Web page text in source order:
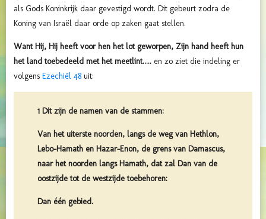
als Gods Koninkrijk daar gevestigd wordt. Dit gebeurt zodra de
Koning van Israël daar orde op zaken gaat stellen.
Want Hij, Hij heeft voor hen het lot geworpen, Zijn hand heeft hun
het land toebedeeld met het meetlint..... en zo ziet die indeling er
volgens Ezechiël 48 uit:
1 Dit zijn de namen van de stammen:
Van het uiterste noorden, langs de weg van Hethlon,
Lebo-Hamath en Hazar-Enon, de grens van Damascus,
naar het noorden langs Hamath, dat zal Dan van de
oostzijde tot de westzijde toebehoren:
Dan één gebied.